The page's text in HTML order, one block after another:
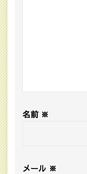
名前 ※
メール ※